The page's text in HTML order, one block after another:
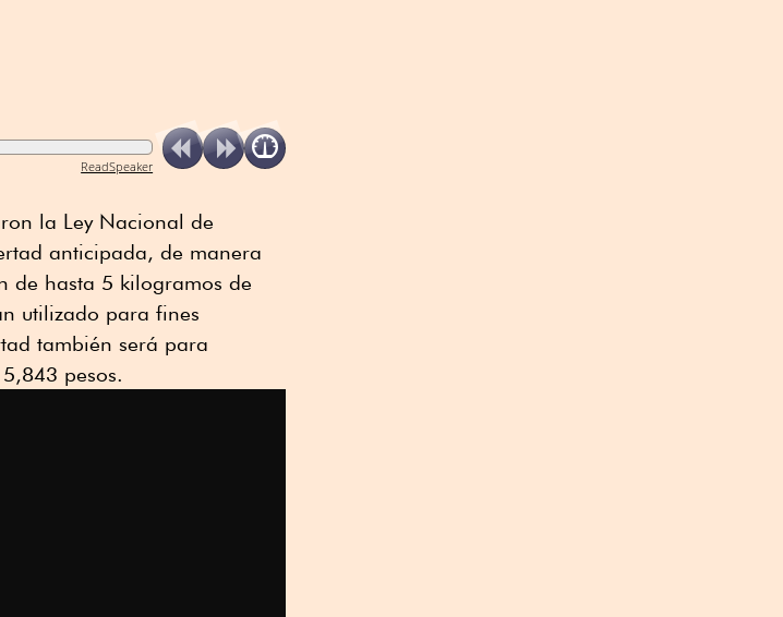
ReadSpeaker
la Ley Nacional de
anticipada, de manera
de hasta 5 kilogramos de
utilizado para fines
también será para
pesos.